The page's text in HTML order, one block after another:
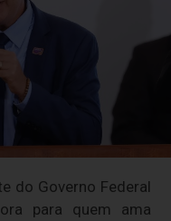
do Governo Federal
para quem ama